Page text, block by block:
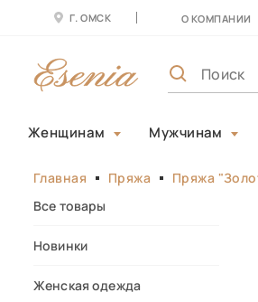
Г. ОМСК О КОМПАНИИ
Женщинам Мужчинам
Главная Пряжа
Пряжа
Все товары
Новинки
Женская одежда